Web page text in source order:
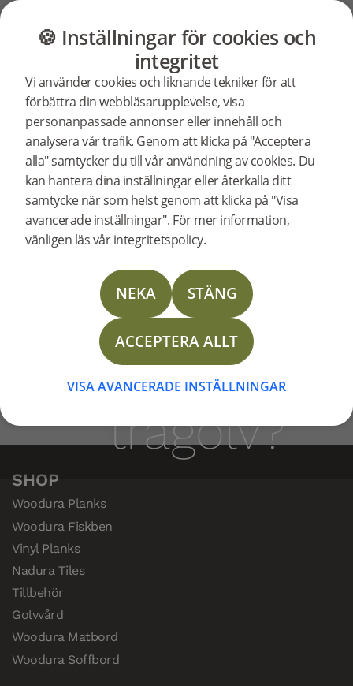
MÖBLER BUTIK OUTLET
🍪 Inställningar för cookies och
integritet
Vi använder cookies och liknande tekniker för att
förbättra din webbläsarupplevelse, visa
personanpassade annonser eller innehåll och
analysera vår trafik. Genom att klicka på "Acceptera
alla" samtycker du till vår användning av cookies. Du
kan hantera dina inställningar eller återkalla ditt
samtycke när som helst genom att klicka på "Visa
avancerade inställningar". För mer information,
vänligen läs vår integritetspolicy.
NEKA STÄNG
ACCEPTERA ALLT
VISA AVANCERADE INSTÄLLNINGAR
Ska
jag
välja
ett
lackat
eller
borstat
trägolv?
Ska jag välja ett
lackat eller borstat
trägolv?
Vi har lackerade golv i två utföranden,
klass 33 och borstat. Valet mellan ett
normalslipat och ett borstat trägolv beror
på rummet och din livsstil. Ett
normaltslipat trägolv har en slät och tålig
yta, anpassad för vardagens krav – det
skapar ett slitstarkt golv för offentliga
miljöer, eller delar av hemmet som kräver
det där extra, tex hallar och kök. Ett
borstat trägolv är också tåligt och skapar
en mjukare, mer strukturerad känsla som
lyfter fram träets naturliga känsla –
idealiskt för hemmets öppna ytor eller
SHOP
Woodura Planks
Woodura Fiskben
Vinyl Planks
Nadura Tiles
Tillbehör
Golvvård
Woodura Matbord
Woodura Soffbord